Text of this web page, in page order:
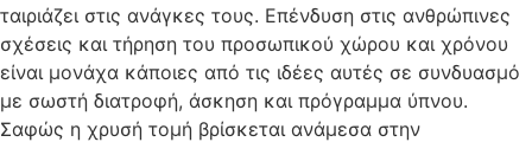
ταιριάζει στις ανάγκες τους. Επένδυση στις ανθρώπινες
σχέσεις και τήρηση του προσωπικού χώρου και χρόνου
είναι μονάχα κάποιες από τις ιδέες αυτές σε συνδυασμό
με σωστή διατροφή, άσκηση και πρόγραμμα ύπνου.
Σαφώς η χρυσή τομή βρίσκεται ανάμεσα στην